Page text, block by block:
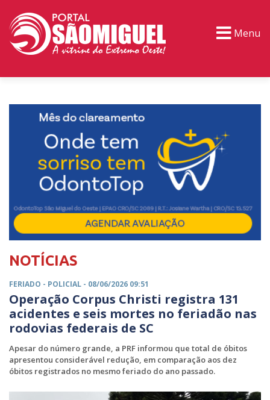
Menu
NOTÍCIAS
FERIADO - POLICIAL - 08/06/2026 09:51
Operação Corpus Christi registra 131
acidentes e seis mortes no feriadão nas
rodovias federais de SC
Apesar do número grande, a PRF informou que total de óbitos
apresentou considerável redução, em comparação aos dez
óbitos registrados no mesmo feriado do ano passado.